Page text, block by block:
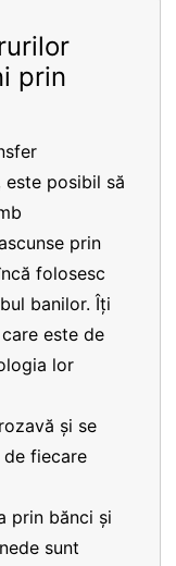
prin
posibil să
prin
folosesc
banilor. Îți
care este de
lor
și se
fiecare
prin bănci și
sunt